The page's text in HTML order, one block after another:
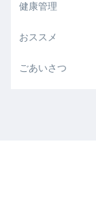
健康管理
おススメ
ごあいさつ